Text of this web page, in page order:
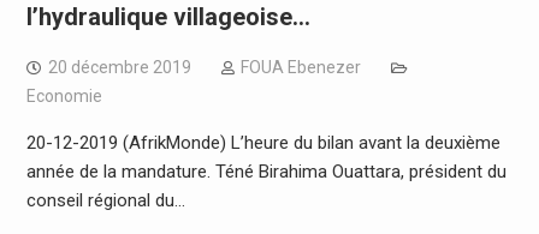
l’hydraulique villageoise…
20 décembre 2019
FOUA Ebenezer
Economie
20-12-2019 (AfrikMonde) L’heure du bilan avant la deuxième
année de la mandature. Téné Birahima Ouattara, président du
conseil régional du…